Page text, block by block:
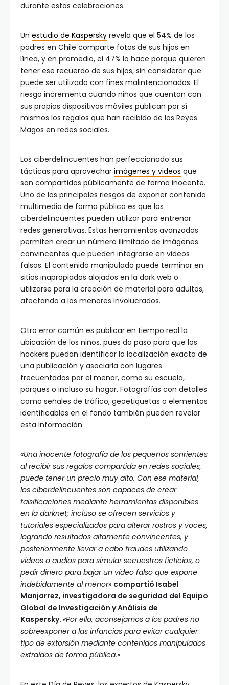
durante estas celebraciones.
Un estudio de Kaspersky revela que el 54% de los
padres en Chile comparte fotos de sus hijos en
línea, y en promedio, el 47% lo hace porque quieren
tener ese recuerdo de sus hijos, sin considerar que
puede ser utilizado con fines malintencionados. El
riesgo incrementa cuando niños que cuentan con
sus propios dispositivos móviles publican por sí
mismos los regalos que han recibido de los Reyes
Magos en redes sociales.
Los ciberdelincuentes han perfeccionado sus
tácticas para aprovechar imágenes y videos que
son compartidos públicamente de forma inocente.
Uno de los principales riesgos de exponer contenido
multimedia de forma pública es que los
ciberdelincuentes pueden utilizar para entrenar
redes generativas. Estas herramientas avanzadas
permiten crear un número ilimitado de imágenes
convincentes que pueden integrarse en videos
falsos. El contenido manipulado puede terminar en
sitios inapropiados alojados en la dark web o
utilizarse para la creación de material para adultos,
afectando a los menores involucrados.
Otro error común es publicar en tiempo real la
ubicación de los niños, pues da paso para que los
hackers puedan identificar la localización exacta de
una publicación y asociarla con lugares
frecuentados por el menor, como su escuela,
parques o incluso su hogar. Fotografías con detalles
como señales de tráfico, geoetiquetas o elementos
identificables en el fondo también pueden revelar
esta información.
«Una inocente fotografía de los pequeños sonrientes
al recibir sus regalos compartida en redes sociales,
puede tener un precio muy alto. Con ese material,
los ciberdelincuentes son capaces de crear
falsificaciones mediante herramientas disponibles
en la darknet; incluso se ofrecen servicios y
tutoriales especializados para alterar rostros y voces,
logrando resultados altamente convincentes, y
posteriormente llevar a cabo fraudes utilizando
videos o audios para simular secuestros ficticios, o
pedir dinero para bajar un video falso que expone
indebidamente al menor» compartió Isabel
Manjarrez, investigadora de seguridad del Equipo
Global de Investigación y Análisis de
Kaspersky. «Por ello, aconsejamos a los padres no
sobreexponer a las infancias para evitar cualquier
tipo de extorsión mediante contenidos manipulados
extraídos de forma pública.»